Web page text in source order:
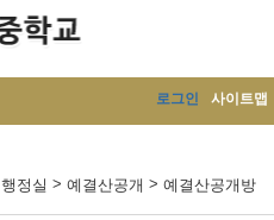
로그인 사이트맵
행정실 > 예결산공개 > 예결산공개방